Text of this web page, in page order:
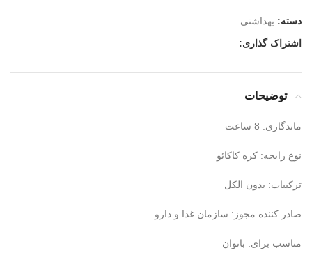
دسته: بهداشتی
اشتراک گذاری:
توضیحات
ماندگاری: 8 ساعت
نوع رایحه: کره کاکائو
ترکیبات: بدون الکل
صادر کننده مجوز: سازمان غذا و دارو
مناسب برای: بانوان